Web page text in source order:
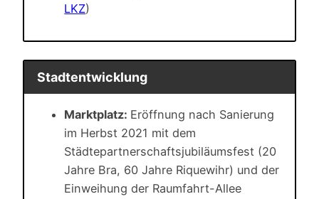
LKZ)
Stadtentwicklung
Marktplatz: Eröffnung nach Sanierung
im Herbst 2021 mit dem
Städtepartnerschaftsjubiläumsfest (20
Jahre Bra, 60 Jahre Riquewihr) und der
Einweihung der Raumfahrt-Allee